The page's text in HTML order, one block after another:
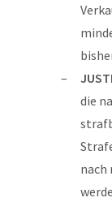
die
nach